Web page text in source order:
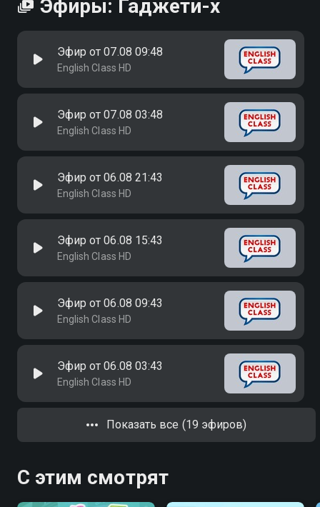
Эфиры: Гаджети-x
Эфир от 07.08 09:48
English Class HD
Эфир от 07.08 03:48
English Class HD
Эфир от 06.08 21:43
English Class HD
Эфир от 06.08 15:43
English Class HD
Эфир от 06.08 09:43
English Class HD
Эфир от 06.08 03:43
English Class HD
Показать все (19 эфиров)
С этим смотрят